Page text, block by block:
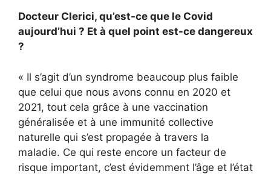
Docteur Clerici, qu’est-ce que le Covid
aujourd’hui ? Et à quel point est-ce dangereux
?
« Il s’agit d’un syndrome beaucoup plus faible
que celui que nous avons connu en 2020 et
2021, tout cela grâce à une vaccination
généralisée et à une immunité collective
naturelle qui s’est propagée à travers la
maladie. Ce qui reste encore un facteur de
risque important, c’est évidemment l’âge et l’état